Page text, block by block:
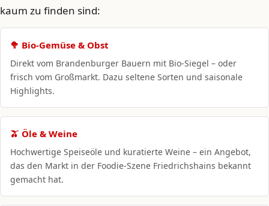
kaum zu finden sind:
🥦 Bio-Gemüse & Obst
Direkt vom Brandenburger Bauern mit Bio-Siegel – oder
frisch vom Großmarkt. Dazu seltene Sorten und saisonale
Highlights.
🫒 Öle & Weine
Hochwertige Speiseöle und kuratierte Weine – ein Angebot,
das den Markt in der Foodie-Szene Friedrichshains bekannt
gemacht hat.